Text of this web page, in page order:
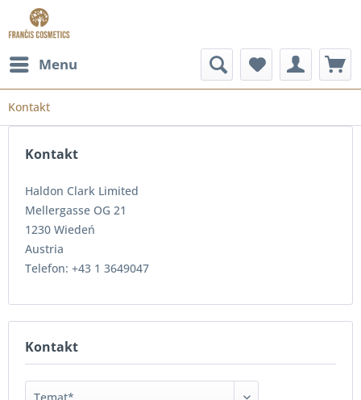
Menu
Kontakt
Kontakt
Haldon Clark Limited
Mellergasse OG 21
1230 Wiedeń
Austria
Telefon: +43 1 3649047
Kontakt